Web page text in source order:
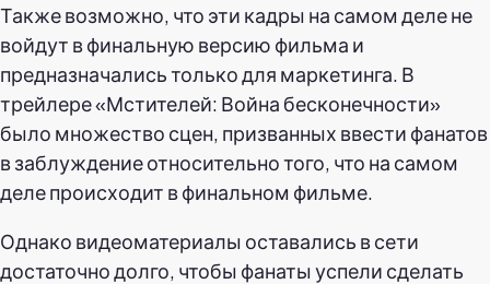
Также возможно, что эти кадры на самом деле не
войдут в финальную версию фильма и
предназначались только для маркетинга. В
трейлере «Мстителей: Война бесконечности»
было множество сцен, призванных ввести фанатов
в заблуждение относительно того, что на самом
деле происходит в финальном фильме.
Однако видеоматериалы оставались в сети
достаточно долго, чтобы фанаты успели сделать